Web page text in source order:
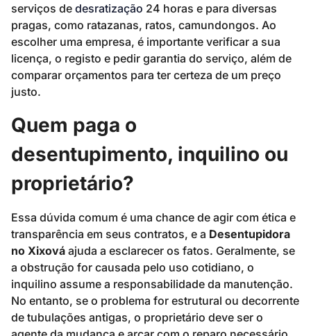
serviços de desratização 24 horas e para diversas
pragas, como ratazanas, ratos, camundongos. Ao
escolher uma empresa, é importante verificar a sua
licença, o registo e pedir garantia do serviço, além de
comparar orçamentos para ter certeza de um preço
justo.
Quem paga o
desentupimento, inquilino ou
proprietário?
Essa dúvida comum é uma chance de agir com ética e
transparência em seus contratos, e a Desentupidora
no Xixová ajuda a esclarecer os fatos. Geralmente, se
a obstrução for causada pelo uso cotidiano, o
inquilino assume a responsabilidade da manutenção.
No entanto, se o problema for estrutural ou decorrente
de tubulações antigas, o proprietário deve ser o